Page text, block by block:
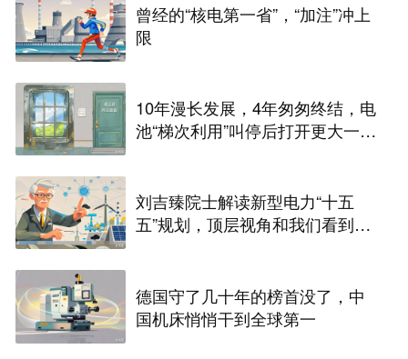
曾经的“核电第一省”，“加注”冲上
限
10年漫长发展，4年匆匆终结，电
池“梯次利用”叫停后打开更大一扇
刘吉臻院士解读新型电力“十五
五”规划，顶层视角和我们看到
德国守了几十年的榜首没了，中
国机床悄悄干到全球第一